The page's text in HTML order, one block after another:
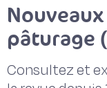
pâturage
Consultez et